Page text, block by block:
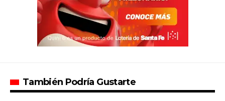
También Podría Gustarte